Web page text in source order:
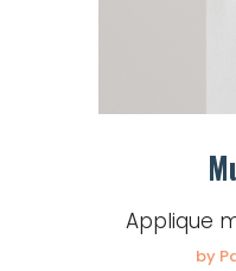
Applique
by